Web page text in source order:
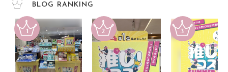
BLOG RANKING